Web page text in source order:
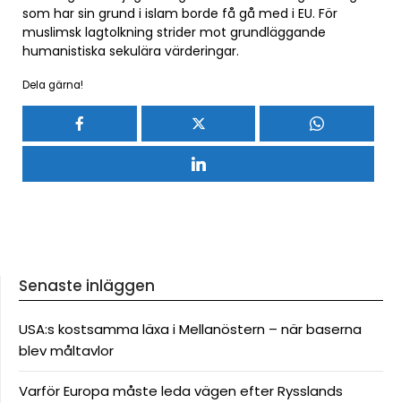
som har sin grund i islam borde få gå med i EU. För
muslimsk lagtolkning strider mot grundläggande
humanistiska sekulära värderingar.
Dela gärna!
Senaste inläggen
USA:s kostsamma läxa i Mellanöstern – när baserna
blev måltavlor
Varför Europa måste leda vägen efter Rysslands